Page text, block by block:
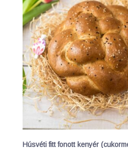
Húsvéti fitt fonott kenyér